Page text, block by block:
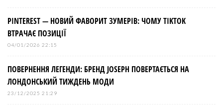
PINTEREST — НОВИЙ ФАВОРИТ ЗУМЕРІВ: ЧОМУ TIKTOK
ВТРАЧАЄ ПОЗИЦІЇ
04/01/2026 22:15
ПОВЕРНЕННЯ ЛЕГЕНДИ: БРЕНД JOSEPH ПОВЕРТАЄТЬСЯ НА
ЛОНДОНСЬКИЙ ТИЖДЕНЬ МОДИ
23/12/2025 21:29